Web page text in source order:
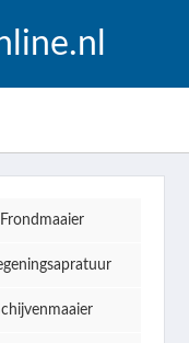
Frondmaaier